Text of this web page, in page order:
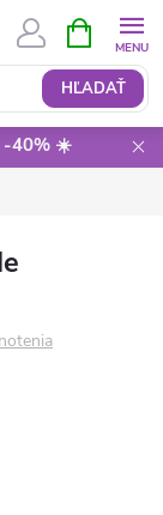
HĽADAŤ
KOŠÍK
-40% ☀️